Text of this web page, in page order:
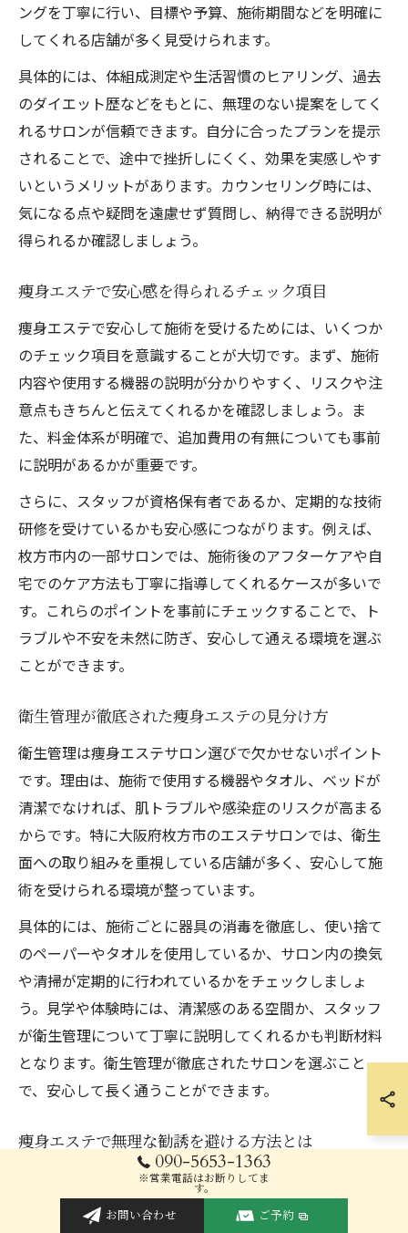
ングを丁寧に行い、目標や予算、施術期間などを明確に
してくれる店舗が多く見受けられます。
具体的には、体組成測定や生活習慣のヒアリング、過去
のダイエット歴などをもとに、無理のない提案をしてく
れるサロンが信頼できます。自分に合ったプランを提示
されることで、途中で挫折しにくく、効果を実感しやす
いというメリットがあります。カウンセリング時には、
気になる点や疑問を遠慮せず質問し、納得できる説明が
得られるか確認しましょう。
痩身エステで安心感を得られるチェック項目
痩身エステで安心して施術を受けるためには、いくつか
のチェック項目を意識することが大切です。まず、施術
内容や使用する機器の説明が分かりやすく、リスクや注
意点もきちんと伝えてくれるかを確認しましょう。ま
た、料金体系が明確で、追加費用の有無についても事前
に説明があるかが重要です。
さらに、スタッフが資格保有者であるか、定期的な技術
研修を受けているかも安心感につながります。例えば、
枚方市内の一部サロンでは、施術後のアフターケアや自
宅でのケア方法も丁寧に指導してくれるケースが多いで
す。これらのポイントを事前にチェックすることで、ト
ラブルや不安を未然に防ぎ、安心して通える環境を選ぶ
ことができます。
衛生管理が徹底された痩身エステの見分け方
衛生管理は痩身エステサロン選びで欠かせないポイント
です。理由は、施術で使用する機器やタオル、ベッドが
清潔でなければ、肌トラブルや感染症のリスクが高まる
からです。特に大阪府枚方市のエステサロンでは、衛生
面への取り組みを重視している店舗が多く、安心して施
術を受けられる環境が整っています。
具体的には、施術ごとに器具の消毒を徹底し、使い捨て
のペーパーやタオルを使用しているか、サロン内の換気
や清掃が定期的に行われているかをチェックしましょ
う。見学や体験時には、清潔感のある空間か、スタッフ
が衛生管理について丁寧に説明してくれるかも判断材料
となります。衛生管理が徹底されたサロンを選ぶこと
で、安心して長く通うことができます。
痩身エステで無理な勧誘を避ける方法とは
痩身エステを選ぶ際、無理な勧誘を避けたいと考える方
は少なくありません。無理な勧誘が行われると、通うこ
090-5653-1363
※営業電話はお断りしてま
す。
お問い合わせ ご予約